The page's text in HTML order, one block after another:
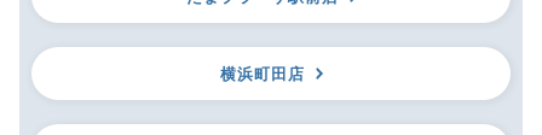
横浜町田店